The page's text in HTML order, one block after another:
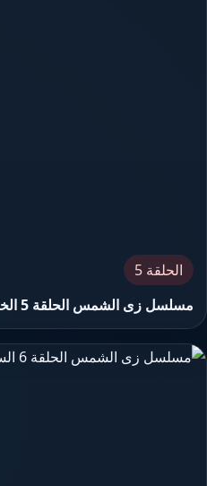
الحلقة 5
مسلسل زى الشمس الحلقة 5 الخامسة